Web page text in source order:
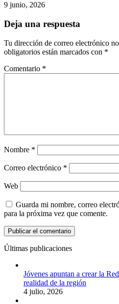
9 junio, 2026
Deja una respuesta
Tu dirección de correo electrónico
obligatorios están marcados con *
Comentario *
Nombre *
Correo electrónico *
Web
Guarda mi nombre, correo
para la próxima vez que comente.
Últimas publicaciones
Jóvenes apuntan a crear la
realidad de la región
4 julio, 2026